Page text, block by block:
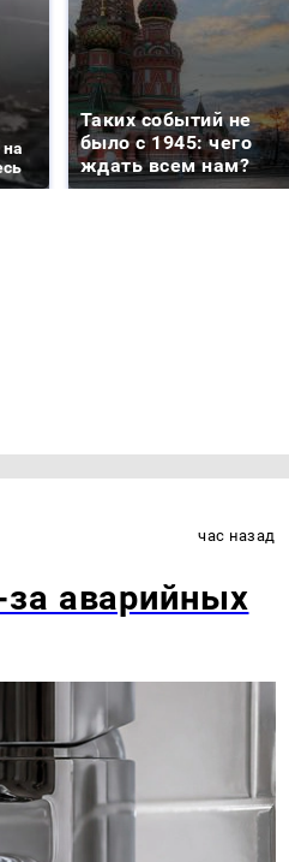
Таких событий не
было с 1945: чего
ждать всем нам?
час назад
аварийных